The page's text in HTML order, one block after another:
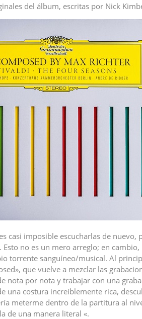
del álbum, escritas por Nick
casi imposible escucharlas de nuevo,
Esto no es un mero arreglo; en
torrente sanguíneo/musical. Al
que vuelve a mezclar las
nota por nota y trabajar con una
una costura increíblemente rica,
meterme dentro de la partitura al
de una manera literal «.